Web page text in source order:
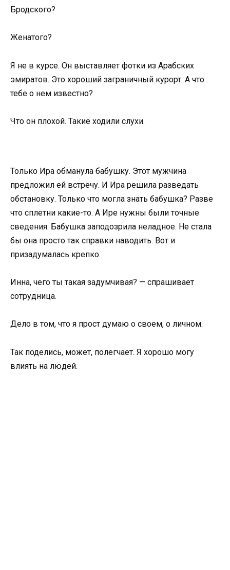
Бродского?
Женатого?
Я не в курсе. Он выставляет фотки из Арабских
эмиратов. Это хороший заграничный курорт. А что
тебе о нем известно?
Что он плохой. Такие ходили слухи.
Только Ира обманула бабушку. Этот мужчина
предложил ей встречу. И Ира решила разведать
обстановку. Только что могла знать бабушка? Разве
что сплетни какие-то. А Ире нужны были точные
сведения. Бабушка заподозрила неладное. Не стала
бы она просто так справки наводить. Вот и
призадумалась крепко.
Инна, чего ты такая задумчивая? — спрашивает
сотрудница.
Дело в том, что я прост думаю о своем, о личном.
Так поделись, может, полегчает. Я хорошо могу
влиять на людей.